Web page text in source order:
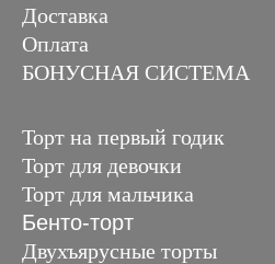
Доставка
Оплата
БОНУСНАЯ СИСТЕМА
Торт на первый годик
Торт для девочки
Торт для мальчика
Бенто-торт
Двухъярусные торты